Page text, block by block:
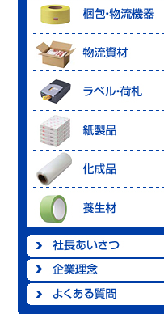
紙粘着テープ
養生テープ
セロハンテープ
ビニールテープ
ガムテープ
荷抜き防止テープ
マスキングテープ
超高分子量PEテープ
ブチル粘着テープ
シーリングテープ
安全標示テープ
PET粘着テープ
防食テープ
紙紐
輪ゴム
PPバンド
ヘビーバンド
エステルバンド
帯鉄
インシュロック
ビニタイ
ストレッチフィルム
シュリンクフィルム
気泡緩衝材
バラ緩衝材
発泡緩衝材
クラフト緩衝材
製函機・封緘機
バンド梱包機
ストレッチ包装機
緩衝材製造機
シール機
シュリンク包装機
帯掛機
自動結束機
帯鉄結束機
ハンドカッター
パレット
コンテナ
プラスチックダンボール
チャック付きポリ袋
ポリ袋
ポリシート
中軽量ラック
台車
OAラベル
セキュリティラベル
輸送パック
荷札
片面ダンボール
ダンボールケース
化粧箱
クラフト紙
板紙
クレープ紙
特殊紙
PVCフィルム
PETフィルム
ホットメルト接着剤
軍手・手袋
ウエス
ブルーシート
パレットカバー
トラックボード